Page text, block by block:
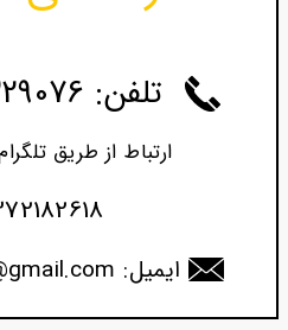
تلفن: 02144329076
ارتباط از طریق
ایمیل: chapfouri@gmail.com